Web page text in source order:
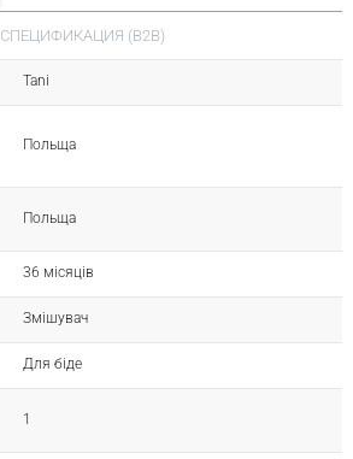
СПЕЦИФИКАЦИЯ (B2B)
Tani
Польща
Польща
36 місяців
Змішувач
Для біде
1